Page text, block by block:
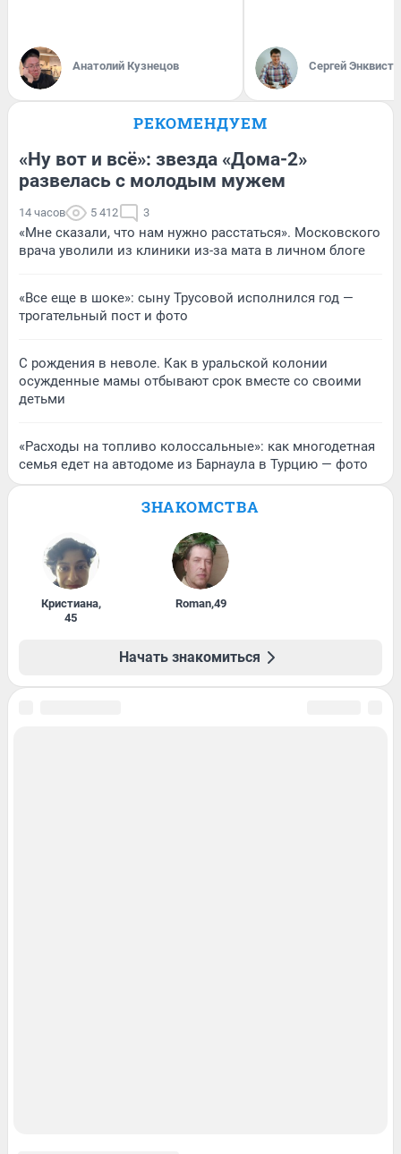
Анатолий Кузнецов Сергей Энквист
РЕКОМЕНДУЕМ
«Ну вот и всё»: звезда «Дома-2»
развелась с молодым мужем
14 часов 5 412 3
«Мне сказали, что нам нужно расстаться». Московского
врача уволили из клиники из-за мата в личном блоге
«Все еще в шоке»: сыну Трусовой исполнился год —
трогательный пост и фото
С рождения в неволе. Как в уральской колонии
осужденные мамы отбывают срок вместе со своими
детьми
«Расходы на топливо колоссальные»: как многодетная
семья едет на автодоме из Барнаула в Турцию — фото
ЗНАКОМСТВА
Кристиана,
45
Roman,49
Начать знакомиться